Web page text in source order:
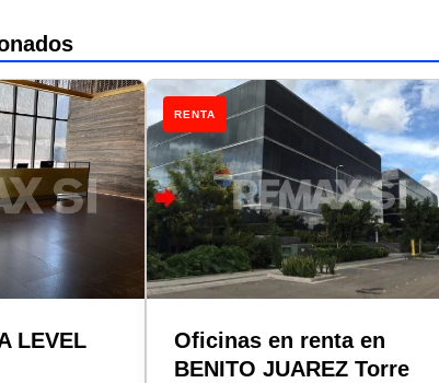
LEVEL
RENTA
Oficinas en renta en
BENITO JUAREZ Torre